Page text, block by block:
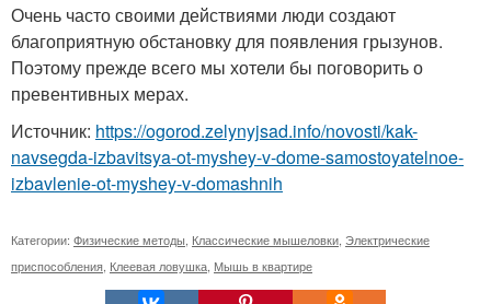
Очень часто своими действиями люди создают
благоприятную обстановку для появления грызунов.
Поэтому прежде всего мы хотели бы поговорить о
превентивных мерах.
Источник: https://ogorod.zelynyjsad.info/novosti/kak-
navsegda-izbavitsya-ot-myshey-v-dome-samostoyatelnoe-
izbavlenie-ot-myshey-v-domashnih
Категории: Физические методы Классические мышеловки Электрические
приспособления Клеевая ловушка Мышь в квартире